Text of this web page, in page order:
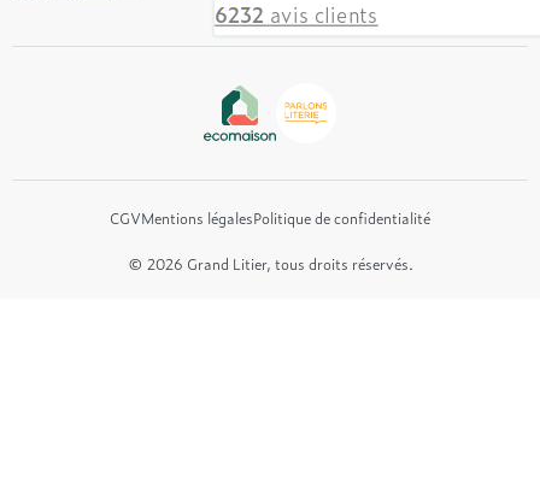
6232 avis clients
CGVMentions légalesPolitique de confidentialité
© 2026 Grand Litier, tous droits réservés.